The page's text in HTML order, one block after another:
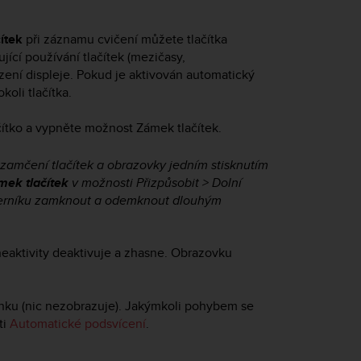
při záznamu cvičení můžete tlačítka
používání tlačítek (mezičasy,
displeje. Pokud je aktivován automatický
tlačítka.
a vypněte možnost Zámek tlačítek.
tlačítek a obrazovky jedním stisknutím
tlačítek v možnosti Přizpůsobit > Dolní
zamknout a odemknout dlouhým
deaktivuje a zhasne. Obrazovku
(nic nezobrazuje). Jakýmkoli pohybem se
Automatické podsvícení.